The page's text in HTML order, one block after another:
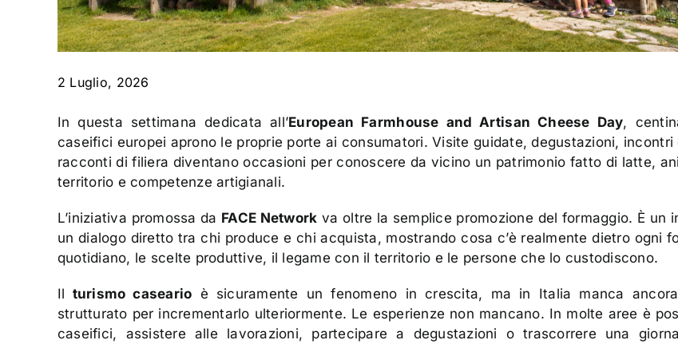
2 Luglio, 2026
In questa settimana dedicata all’European Farmhouse and Artisan Cheese Day,
caseifici europei aprono le proprie porte ai consumatori. Visite guidate, degustazioni, incontri
racconti di filiera diventano occasioni per conoscere da vicino un patrimonio fatto di latte,
territorio e competenze artigianali.
L’iniziativa promossa da FACE Network va oltre la semplice promozione del formaggio. È un
un dialogo diretto tra chi produce e chi acquista, mostrando cosa c’è realmente dietro ogni
quotidiano, le scelte produttive, il legame con il territorio e le persone che lo custodiscono.
Il turismo caseario è sicuramente un fenomeno in crescita, ma in Italia manca
strutturato per incrementarlo ulteriormente. Le esperienze non mancano. In molte aree è
caseifici, assistere alle lavorazioni, partecipare a degustazioni o trascorrere una